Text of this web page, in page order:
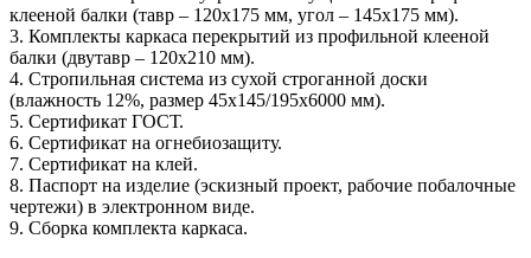
клееной балки (тавр – 120х175 мм, угол – 145х175 мм).
3. Комплекты каркаса перекрытий из профильной клееной
балки (двутавр – 120х210 мм).
4. Стропильная система из сухой строганной доски
(влажность 12%, размер 45х145/195х6000 мм).
5. Сертификат ГОСТ.
6. Сертификат на огнебиозащиту.
7. Сертификат на клей.
8. Паспорт на изделие (эскизный проект, рабочие побалочные
чертежи) в электронном виде.
9. Сборка комплекта каркаса.